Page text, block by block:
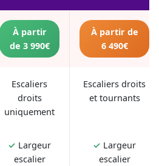
À partir
de 3 990€
À partir de
6 490€
Escaliers
droits
uniquement
Escaliers droits
et tournants
✓ Largeur
escalier
✓ Largeur
escalier